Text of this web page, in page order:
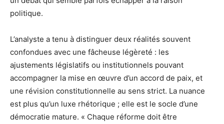
politique.
L’analyste a tenu à distinguer deux réalités souvent
confondues avec une fâcheuse légèreté : les
ajustements législatifs ou institutionnels pouvant
accompagner la mise en œuvre d’un accord de paix, et
une révision constitutionnelle au sens strict. La nuance
est plus qu’un luxe rhétorique ; elle est le socle d’une
démocratie mature. « Chaque réforme doit être